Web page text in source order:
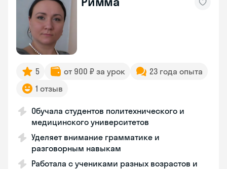
5 от 900 ₽ за урок
23 года опыта
1 отзыв
Обучала студентов политехнического и
медицинского университетов
Уделяет внимание грамматике и
разговорным навыкам
Работала с учениками разных возрастов и